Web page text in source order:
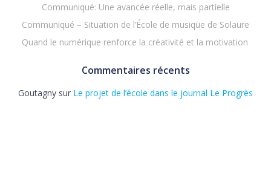
Communiqué: Une avancée réelle, mais partielle
Communiqué – Situation de l’École de musique de Solaure
Quand le numérique renforce la créativité et la motivation
Commentaires récents
Goutagny sur Le projet de l’école dans le journal Le Progrès